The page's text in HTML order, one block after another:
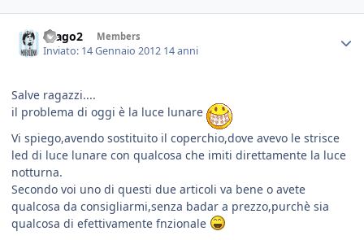
drago2 Members
Inviato: 14 Gennaio 2012 14 anni
Salve ragazzi....
il problema di oggi è la luce lunare
Vi spiego,avendo sostituito il coperchio,dove avevo le strisce
led di luce lunare con qualcosa che imiti direttamente la luce
notturna.
Secondo voi uno di questi due articoli va bene o avete
qualcosa da consigliarmi,senza badar a prezzo,purchè sia
qualcosa di efettivamente fnzionale